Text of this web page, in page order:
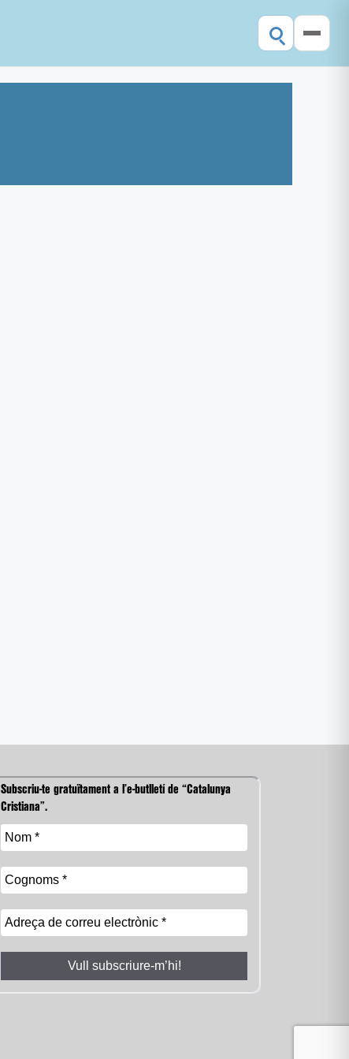
Subscriu-te gratuïtament a l’e-butlletí de “Catalunya
Cristiana”.